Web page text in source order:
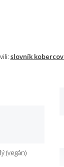
slovník
(vegán)